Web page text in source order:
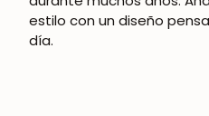
estilo con un diseño
día.